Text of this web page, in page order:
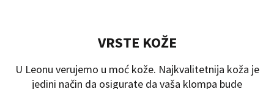
VRSTE KOŽE
U Leonu verujemo u moć kože. Najkvalitetnija koža je
jedini način da osigurate da vaša klompa bude